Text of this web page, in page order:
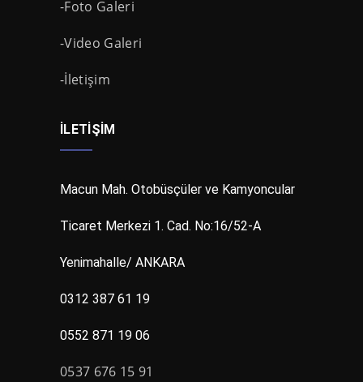
-Foto Galeri
-Video Galeri
-İletişim
İLETIŞIM
Macun Mah. Otobüsçüler ve Kamyoncular
Ticaret Merkezi 1. Cad. No:16/52-A
Yenimahalle/ ANKARA
0312 387 61 19
0552 871 19 06
0537 676 15 91